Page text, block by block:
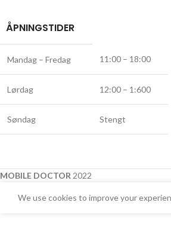
ÅPNINGSTIDER
Mandag – Fredag 11:00 – 18:00
Lørdag 12:00 – 1:600
Søndag Stengt
MOBILE DOCTOR 2022
We use cookies to improve your